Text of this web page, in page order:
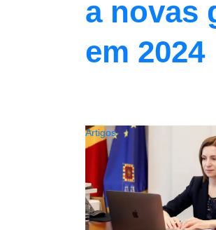
a novas
em 2024
Artigos